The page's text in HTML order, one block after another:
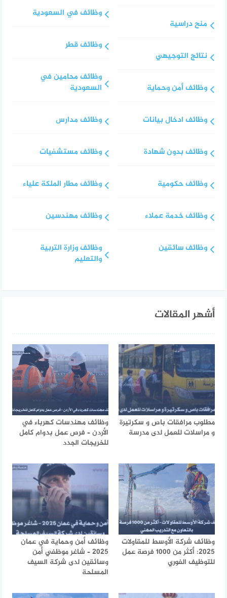
منح دراسية
نتائج التوجيهي
وظائف أمن وحماية
وظائف ادخال بيانات
وظائف بدون شهادة
وظائف حكومية
وظائف خدمة عملاء
وظائف سائقين
وظائف في السعودية
وظائف قطر
وظائف محامين في
السعودية
وظائف مدارس
وظائف مستشفيات
وظائف مطار الملكة علياء
وظائف مهندسين
وظائف وزارة التربية
والتعليم
أشهر المقالات
مطلوب مرافقات باص و سكرتيرة
و مراسلات للعمل لدى مدرسة
وظائف مهندسات كهرباء في
الأردن – فرص عمل بدوام كامل
للخريجات الجدد
وظائف شركة الأوسط للمقاولات
2025: أكثر من 1000 فرصة عمل
للتوظيف الفوري
وظائف أمن وحماية في عمان
2025 – شاغر موظفي أمن
وسائقين لدى شركة السيف
المسلحة